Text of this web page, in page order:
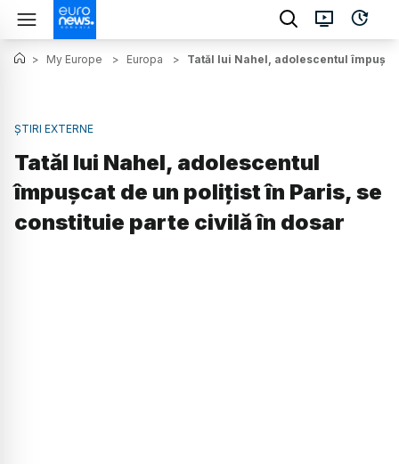
> My Europe > Europa > Tatăl lui Nahel, adolescentul
ȘTIRI EXTERNE
Tatăl lui Nahel, adolescentul
împuşcat de un polițist în Paris, se
constituie parte civilă în dosar